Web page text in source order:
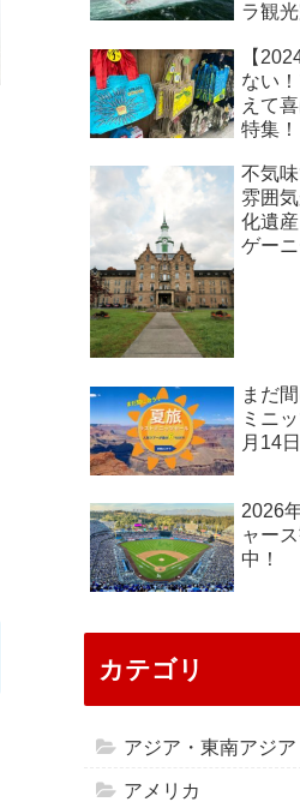
ラ観
【
ない
えて
特集！
不気
雰囲
化遺
ゲー
まだ
ミニ
月14
2026
ャー
中！
カテゴリ
アジア・東南アジア
アメリカ